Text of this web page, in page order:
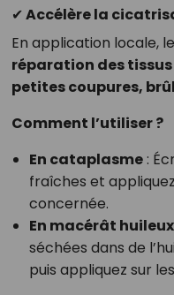
✔ Accélère la
En application locale,
réparation des tissus
petites coupures,
Comment l’utiliser ?
En cataplasme:
fraîches et
concernée.
En macérât huileux
séchées dans de
puis appliquez sur